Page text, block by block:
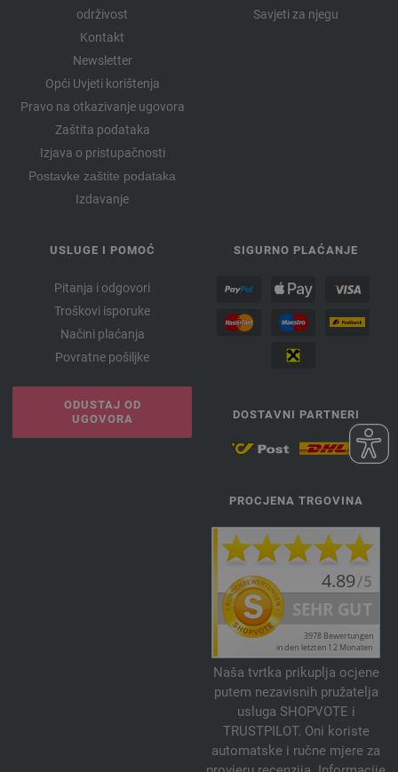
održivost
Kontakt
Newsletter
Opći Uvjeti korištenja
Pravo na otkazivanje ugovora
Zaštita podataka
Izjava o pristupačnosti
Postavke zaštite podataka
Izdavanje
Savjeti za njegu
USLUGE I POMOĆ
Pitanja i odgovori
Troškovi isporuke
Načini plaćanja
Povratne pošiljke
ODUSTAJ OD
UGOVORA
SIGURNO PLAĆANJE
DOSTAVNI PARTNERI
PROCJENA TRGOVINA
Naša tvrtka prikuplja ocjene
putem nezavisnih pružatelja
usluga SHOPVOTE i
TRUSTPILOT. Oni koriste
automatske i ručne mjere za